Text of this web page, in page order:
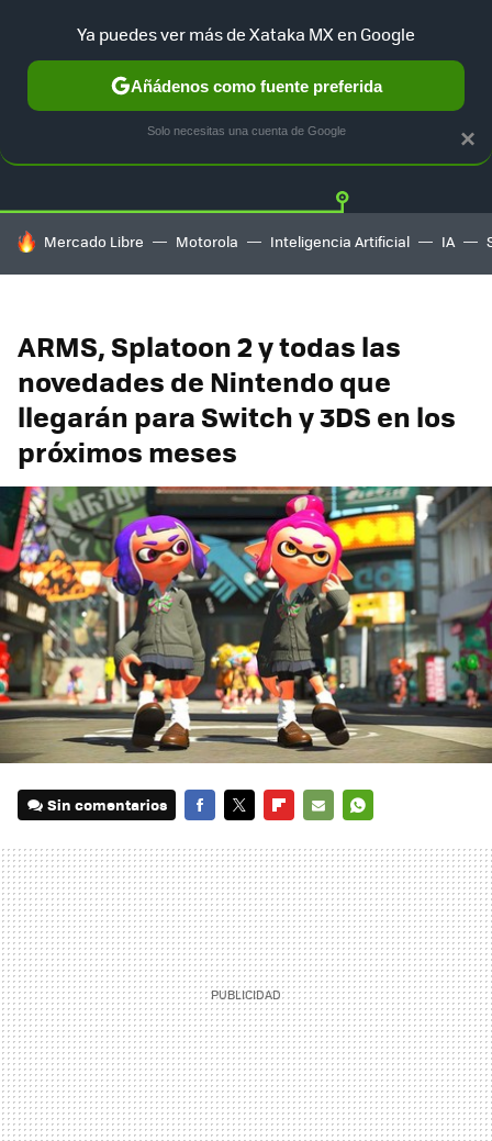
Twitter
HOY SE HABLA DE
Mercado Libre Motorola Inteligencia Artificial IA
ARMS, Splatoon 2 y todas las
novedades de Nintendo que
llegarán para Switch y 3DS en los
próximos meses
Sin comentarios
MAIL
×
Ya puedes ver más de Xataka MX en Google
Añádenos como fuente preferida
Solo necesitas una cuenta de Google